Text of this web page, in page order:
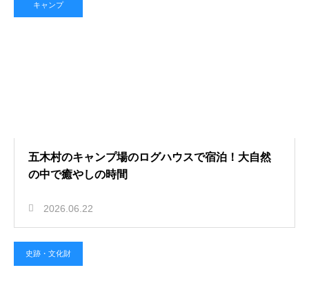
キャンプ
五木村のキャンプ場のログハウスで宿泊！大自然
の中で癒やしの時間
2026.06.22
史跡・文化財